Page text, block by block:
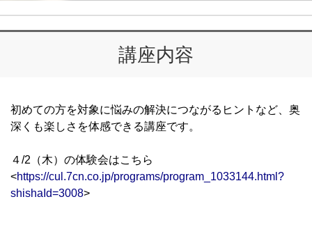
講座内容
初めての方を対象に悩みの解決につながるヒントなど、奥
深くも楽しさを体感できる講座です。
４/2（木）の体験会はこちら
<https://cul.7cn.co.jp/programs/program_1033144.html?
shishaId=3008>